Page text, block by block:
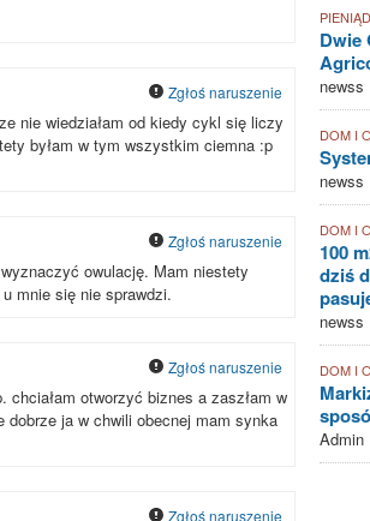
Zgłoś naruszenie
nie wiedziałam od kiedy cykl się liczy
byłam w tym wszystkim ciemna :p
Zgłoś naruszenie
owulację. Mam niestety
mnie się nie sprawdzi.
Zgłoś naruszenie
otworzyć biznes a zaszłam w
dobrze ja w chwili obecnej mam synka
Zgłoś naruszenie
Dwie
newss
DOM I
newss
DOM I
100
dziś
newss
DOM I
Admin